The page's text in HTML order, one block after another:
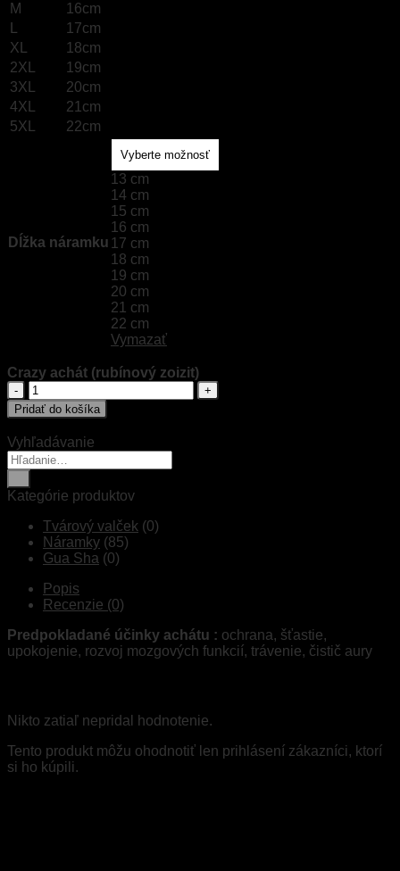
M
16cm
L
17cm
XL
18cm
2XL
19cm
3XL
20cm
4XL
21cm
5XL
22cm
Dĺžka náramku
13 cm
14 cm
15 cm
16 cm
17 cm
18 cm
19 cm
20 cm
21 cm
22 cm
Vymazať
Crazy achát (rubínový zoizit)
množstvo
Crazy
achát
(rubínový
zoizit)
Pridať do košíka
Vyhľadávanie
Hľadať:
Kategórie produktov
Tvárový valček (0)
Náramky (85)
Gua Sha (0)
Popis
Recenzie (0)
Predpokladané účinky achátu : ochrana, šťastie,
upokojenie, rozvoj mozgových funkcií, trávenie, čistič aury
Nikto zatiaľ nepridal hodnotenie.
Tento produkt môžu ohodnotiť len prihlásení zákazníci, ktorí
si ho kúpili.